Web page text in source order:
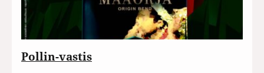
Pollin-vastis